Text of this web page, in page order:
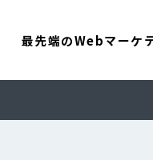
最先端のWebマーケ